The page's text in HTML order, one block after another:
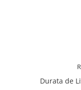
Durata de